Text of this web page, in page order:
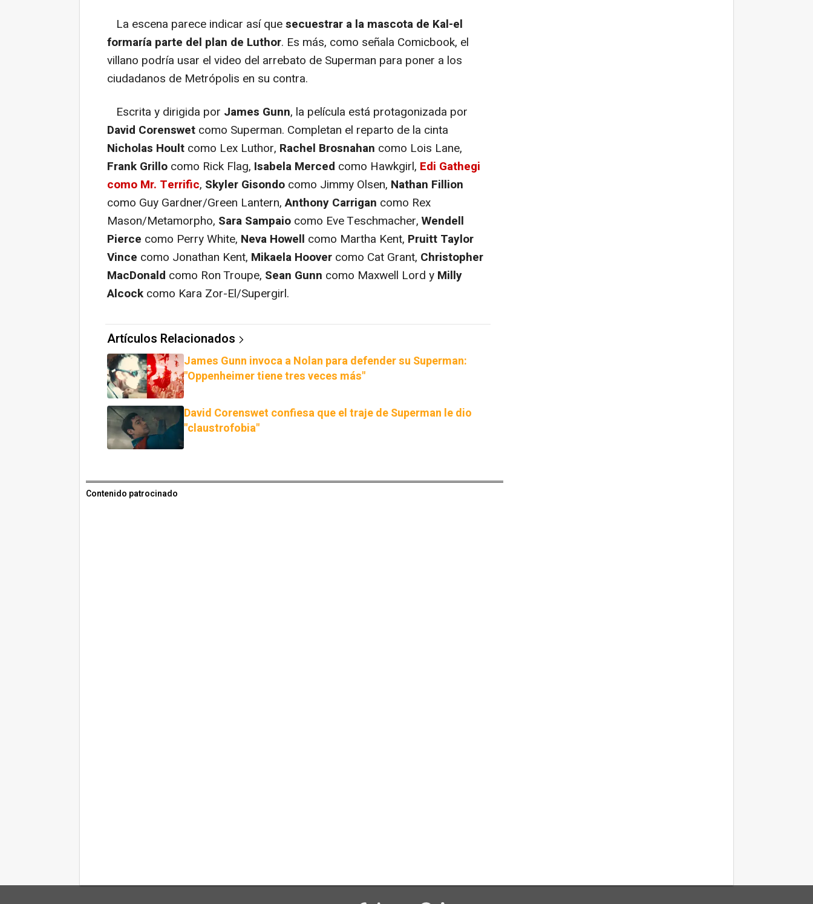
La escena parece indicar así quesecuestrar a la mascota de Kal-el
formaría parte del plan de Luthor. Es más, como señala Comicbook, el
villano podría usar el video del arrebato de Superman para poner a los
ciudadanos de Metrópolis en su contra.
Escrita y dirigida por James Gunn, la película está protagonizada por
David Corenswet como Superman. Completan el reparto de la cinta
Nicholas Hoult como Lex Luthor, Rachel Brosnahan como Lois Lane,
Frank Grillo como Rick Flag, Isabela Merced como Hawkgirl, Edi Gathegi
como Mr. Terrific, Skyler Gisondo como Jimmy Olsen, Nathan Fillion
como Guy Gardner/Green Lantern,Anthony Carrigan como Rex
Mason/Metamorpho, Sara Sampaio como Eve Teschmacher, Wendell
Pierce como Perry White, Neva Howell como Martha Kent, Pruitt Taylor
Vince como Jonathan Kent, Mikaela Hoover como Cat Grant, Christopher
MacDonald como Ron Troupe, Sean Gunn como Maxwell Lord y Milly
Alcock como Kara Zor-El/Supergirl.
Artículos Relacionados
James Gunn invoca a Nolan para defender su Superman:
"Oppenheimer tiene tres veces más"
David Corenswet confiesa que el traje de Superman le dio
"claustrofobia"
Contenido patrocinado